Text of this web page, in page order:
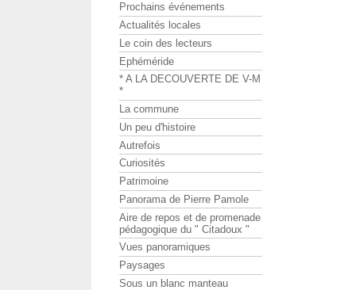
Prochains événements
Actualités locales
Le coin des lecteurs
Ephéméride
* A LA DECOUVERTE DE V-M
*
La commune
Un peu d'histoire
Autrefois
Curiosités
Patrimoine
Panorama de Pierre Pamole
Aire de repos et de promenade
pédagogique du " Citadoux "
Vues panoramiques
Paysages
Sous un blanc manteau